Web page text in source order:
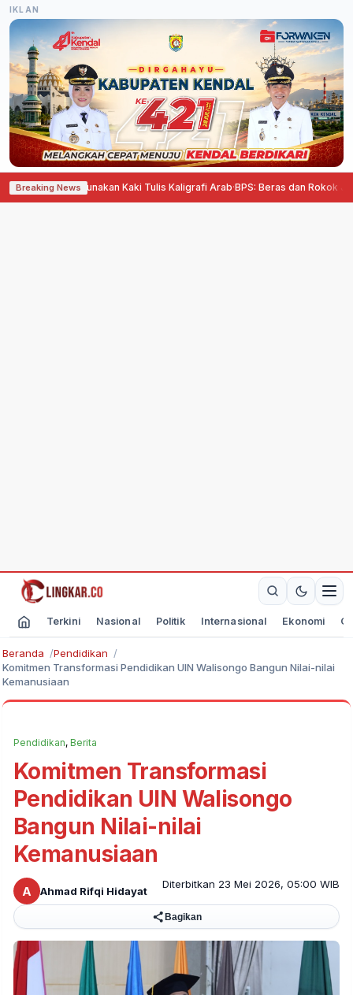
IKLAN
Breaking News
Nur Gunakan Kaki Tulis Kaligrafi Arab·BPS: Beras dan Rokok Jadi
Terkini Nasional Politik Internasional Ekonomi
Beranda
Pendidikan
Komitmen Transformasi Pendidikan UIN Walisongo Bangun Nilai-nilai
Kemanusiaan
Pendidikan, Berita
Komitmen Transformasi
Pendidikan UIN Walisongo
Bangun Nilai-nilai
Kemanusiaan
A Ahmad Rifqi Hidayat
Diterbitkan 23 Mei 2026, 05:00 WIB
Bagikan